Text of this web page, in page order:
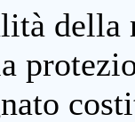
della